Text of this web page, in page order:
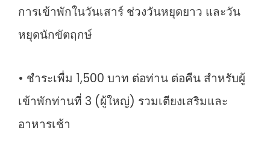
การเข้าพักในวันเสาร์ ช่วงวันหยุดยาว และวัน
หยุดนักขัตฤกษ์
• ชำระเพื่ม 1,500 บาท ต่อท่าน ต่อคืน สำหรับผู้
เข้าพักท่านที่ 3 (ผู้ใหญ่) รวมเตียงเสริมและ
อาหารเช้า